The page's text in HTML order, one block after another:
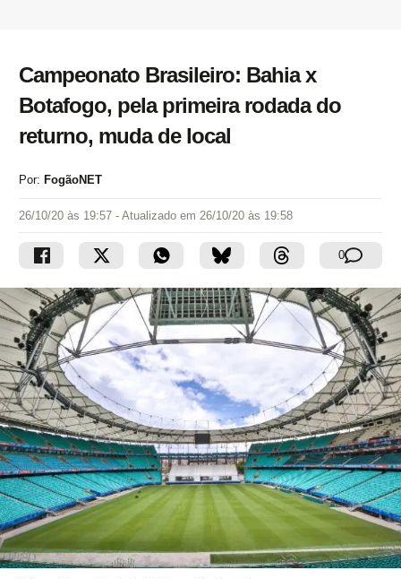
Campeonato Brasileiro: Bahia x
Botafogo, pela primeira rodada do
returno, muda de local
Por: FogãoNET
26/10/20 às 19:57 - Atualizado em 26/10/20 às 19:58
0